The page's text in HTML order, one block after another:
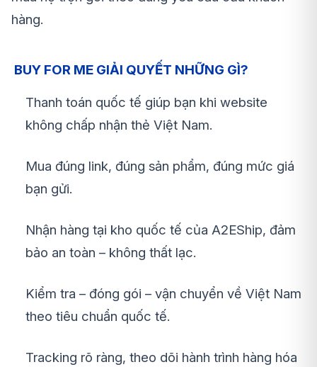
hàng.
BUY FOR ME GIẢI QUYẾT NHỮNG GÌ?
Thanh toán quốc tế giúp bạn khi website
không chấp nhận thẻ Việt Nam.
Mua đúng link, đúng sản phẩm, đúng mức giá
bạn gửi.
Nhận hàng tại kho quốc tế của A2EShip, đảm
bảo an toàn – không thất lạc.
Kiểm tra – đóng gói – vận chuyển về Việt Nam
theo tiêu chuẩn quốc tế.
Tracking rõ ràng, theo dõi hành trình hàng hóa